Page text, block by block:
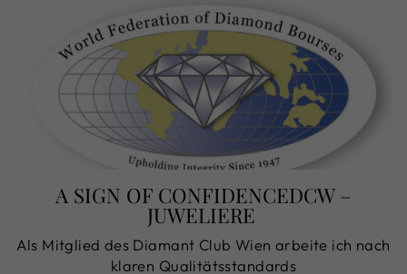
A SIGN OF CONFIDENCEDCW –
JUWELIERE
Als Mitglied des Diamant Club Wien arbeite ich nach
klaren Qualitätsstandards